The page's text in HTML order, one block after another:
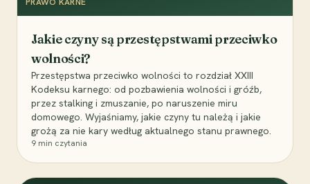
Jakie czyny są przestępstwami przeciwko
wolności?
Przestępstwa przeciwko wolności to rozdział XXIII
Kodeksu karnego: od pozbawienia wolności i gróźb,
przez stalking i zmuszanie, po naruszenie miru
domowego. Wyjaśniamy, jakie czyny tu należą i jakie
grożą za nie kary według aktualnego stanu prawnego.
9 min czytania